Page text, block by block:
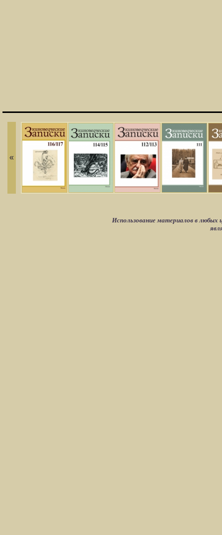
«
Использование материалов в любых